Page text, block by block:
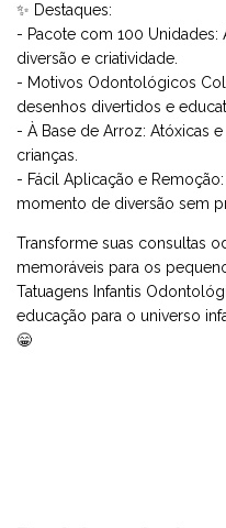
✨ Destaques:
- Pacote com 100
diversão e criatividade.
- Motivos Odontológicos
desenhos divertidos e
- À Base de Arroz: Atóxicas
crianças.
- Fácil Aplicação e
momento de diversão sem
Transforme suas consultas
memoráveis para os
Tatuagens Infantis
educação para o universo
😁